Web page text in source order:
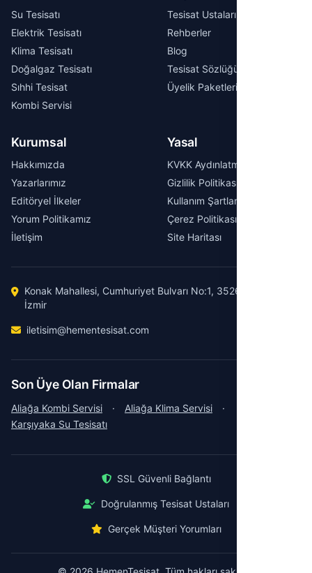
Su Tesisatı
Elektrik Tesisatı
Klima Tesisatı
Doğalgaz Tesisatı
Sıhhi Tesisat
Kombi Servisi
Tesisat Ustaları
Rehberler
Blog
Tesisat Sözlüğü
Üyelik Paketleri
Kurumsal
Hakkımızda
Yazarlarımız
Editöryel İlkeler
Yorum Politikamız
İletişim
Yasal
KVKK Aydınlatma Metni
Gizlilik Politikası
Kullanım Şartları
Çerez Politikası
Site Haritası
Konak Mahallesi, Cumhuriyet Bulvarı No:1, 35260 Konak /
İzmir
iletisim@hementesisat.com
Son Üye Olan Firmalar
Aliağa Kombi Servisi · Aliağa Klima Servisi
·
Karşıyaka Su Tesisatı
SSL Güvenli Bağlantı
Doğrulanmış Tesisat Ustaları
Gerçek Müşteri Yorumları